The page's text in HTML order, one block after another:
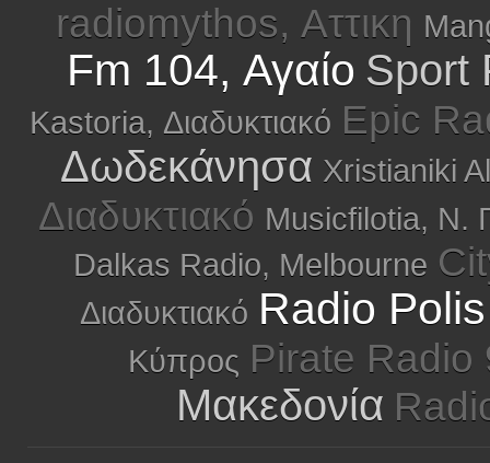
radiomythos, Αττικη
Fm 104, Αγαίο Sport
Kastoria, Διαδυκτιακό Epic
Δωδεκάνησα Xristianiki
Διαδυκτιακό Musicfilotia, Ν.
Dalkas Radio, Melbourne
Διαδυκτιακό Radio
Κύπρος Pirate Radio
Μακεδονία